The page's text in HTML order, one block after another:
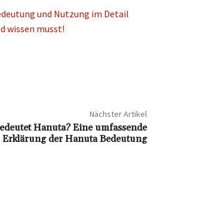
und Nutzung im Detail
wissen musst!
Nächster Artikel
Hanuta? Eine umfassende
Erklärung der Hanuta Bedeutung